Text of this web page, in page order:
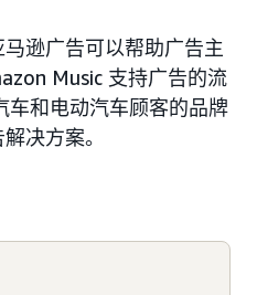
逊广告可以帮助广告主
Music 支持广告的流
和电动汽车顾客的品牌
决方案。